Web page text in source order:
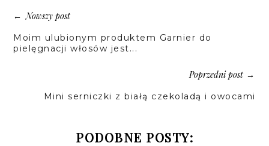
←Nowszy post
Moim ulubionym produktem Garnier do
pielęgnacji włosów jest...
Poprzedni post→
Mini serniczki z białą czekoladą i owocami
PODOBNE POSTY: